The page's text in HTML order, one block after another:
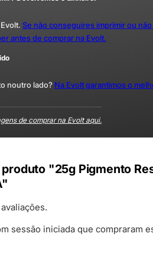
Se não conseguires imprimir ou
antes de comprar na Evolt.
noutro lado? Na Evolt garantimos o
de comprar na Evolt aqui.
"25g Pigmento
sessão iniciada que compraram